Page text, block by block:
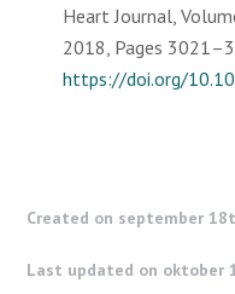
Heart Journal,
2018, Pages
https://doi.org/
Created on september
Last updated on oktober